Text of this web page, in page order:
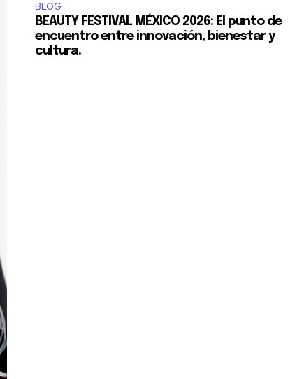
haga clic en el botón de
bandeja de entrada. Su
BLOG
BEAUTY FESTIVAL MÉXICO 2026: El punto de
encuentro entre innovación, bienestar y
cultura.